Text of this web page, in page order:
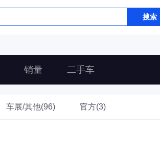
搜索
销量 二手车
车展/其他(96) 官方(3)